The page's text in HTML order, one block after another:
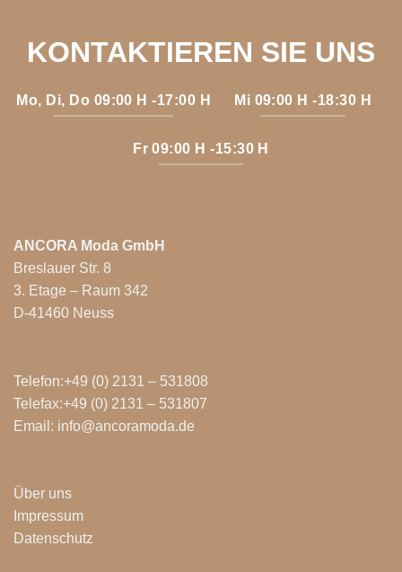
KONTAKTIEREN SIE UNS
Mo, Di, Do 09:00 H -17:00 H Mi 09:00 H -18:30 H
Fr 09:00 H -15:30 H
ANCORA Moda GmbH
Breslauer Str. 8
3. Etage – Raum 342
D-41460 Neuss
Telefon:+49 (0) 2131 – 531808
Telefax:+49 (0) 2131 – 531807
Email: info@ancoramoda.de
Über uns
Impressum
Datenschutz